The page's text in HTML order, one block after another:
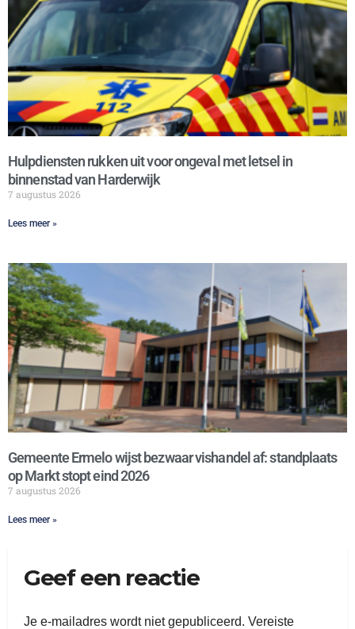
Hulpdiensten rukken uit voor ongeval met letsel in
binnenstad van Harderwijk
7 augustus 2026
Lees meer »
Gemeente Ermelo wijst bezwaar vishandel af: standplaats
op Markt stopt eind 2026
7 augustus 2026
Lees meer »
Geef een reactie
Je e-mailadres wordt niet gepubliceerd. Vereiste